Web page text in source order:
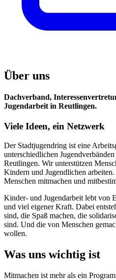
Über uns
Dachverband,
Jugendarbeit in Reutlingen.
Viele Ideen, ein Netzwerk
Der Stadtjugendring ist eine
unterschiedlichen
Reutlingen. Wir unterstützen
Kindern und Jugendlichen
Menschen mitmachen und
Kinder- und Jugendarbeit lebt von
und viel eigener Kraft. Dabei
sind, die Spaß machen, die
sind. Und die von Menschen
wollen.
Was uns wichtig ist
Mitmachen ist mehr als ein